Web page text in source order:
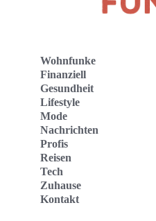
Wohnfunke
Finanziell
Gesundheit
Lifestyle
Mode
Nachrichten
Profis
Reisen
Tech
Zuhause
Kontakt